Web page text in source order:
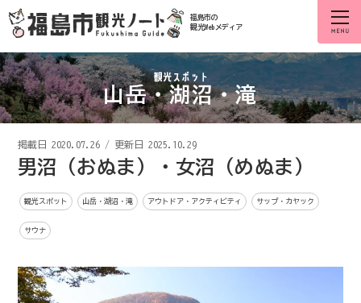
福島市の
観光Webメディア
山岳・湖沼・滝
掲載日 2020.07.26 / 更新日 2025.10.29
男沼（おぬま）・女沼（めぬま）
観光スポット 山岳・湖沼・滝 アウトドア・アクティビティ サップ・カヤック
サウナ